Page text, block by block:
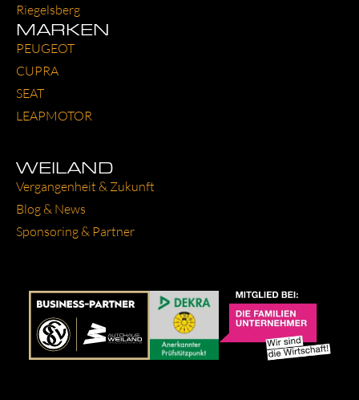
Rie­gels­berg
MARKEN
PEU­GEOT
CUP­RA
SEAT
LEAP­MO­TOR
WEILAND
Ver­gan­gen­heit & Zukunft
Blog & News
Spon­so­ring & Part­ner